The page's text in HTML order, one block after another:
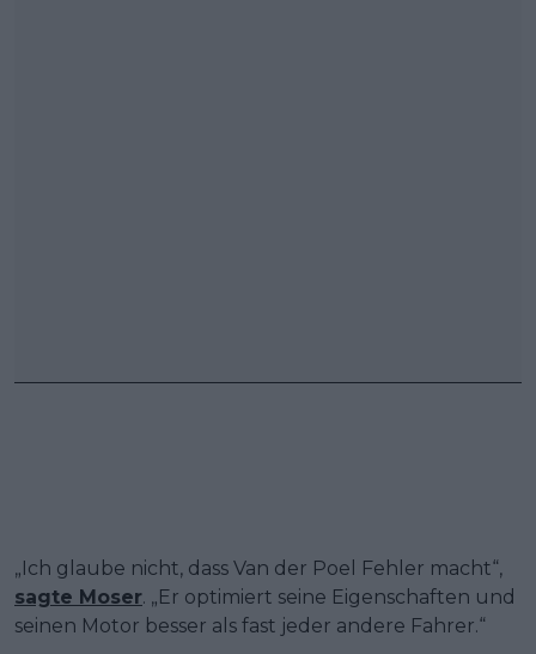
„Ich glaube nicht, dass Van der Poel Fehler macht“,
sagte Moser. „Er optimiert seine Eigenschaften und
seinen Motor besser als fast jeder andere Fahrer.“